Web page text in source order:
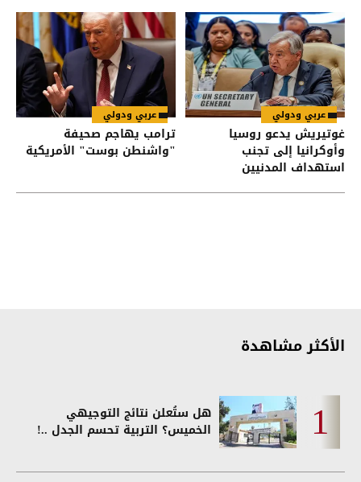
عربي ودولي
غوتيريش يدعو روسيا
وأوكرانيا إلى تجنب
استهداف المدنيين
عربي ودولي
ترامب يهاجم صحيفة
"واشنطن بوست" الأمريكية
الأكثر مشاهدة
هل ستُعلن نتائج التوجيهي
الخميس؟ التربية تحسم الجدل ..!